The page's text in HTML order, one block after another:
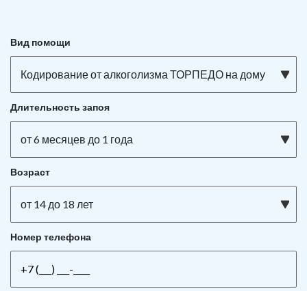
Вид помощи
Кодирование от алкоголизма ТОРПЕДО на дому
Длительность запоя
от 6 месяцев до 1 года
Возраст
от 14 до 18 лет
Номер телефона